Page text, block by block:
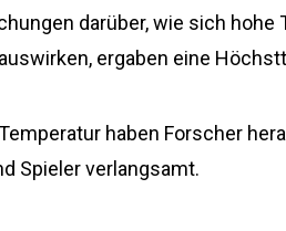
darüber, wie sich
ergaben eine
haben Forscher
Spieler verlangsamt.